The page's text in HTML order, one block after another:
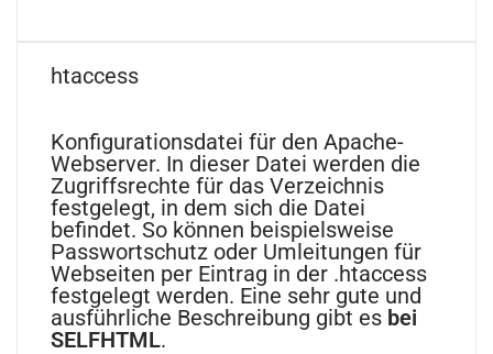
htaccess
Konfigurationsdatei für den Apache-
Webserver. In dieser Datei werden die
Zugriffsrechte für das Verzeichnis
festgelegt, in dem sich die Datei
befindet. So können beispielsweise
Passwortschutz oder Umleitungen für
Webseiten per Eintrag in der .htaccess
festgelegt werden. Eine sehr gute und
ausführliche Beschreibung gibt es bei
SELFHTML.